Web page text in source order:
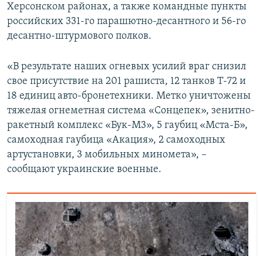
Херсонском районах, а также командные пункты
российских 331-го парашютно-десантного и 56-го
десантно-штурмового полков.
«В результате наших огневых усилий враг снизил
свое присутствие на 201 рашиста, 12 танков Т-72 и
18 единиц авто-бронетехники. Метко уничтожены
тяжелая огнеметная система «Сонцепек», зенитно-
ракетный комплекс «Бук-М3», 5 гаубиц «Мста-Б»,
самоходная гаубица «Акация», 2 самоходных
артустановки, 3 мобильных миномета», –
сообщают украинские военные.